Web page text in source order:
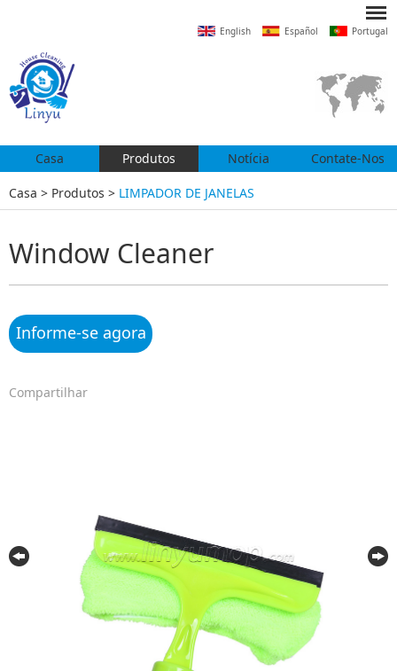
English Español Portugal
Casa Produtos Notícia Contate-Nos
Casa > Produtos > LIMPADOR DE JANELAS
Window Cleaner
Informe-se agora
Compartilhar